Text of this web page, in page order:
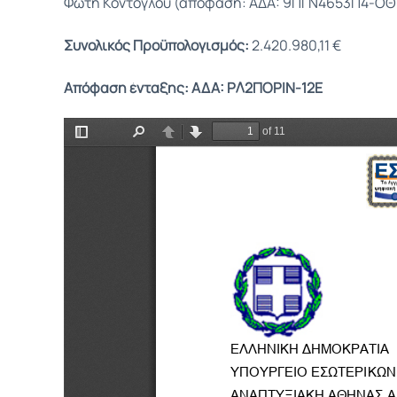
Συνολικός Προϋπολογισμός:2.420.980,11 €
Απόφαση ένταξης:ΑΔΑ: ΡΛ2ΠΟΡΙΝ-12Ε